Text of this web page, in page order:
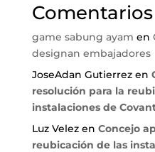
game sabung ayam en
designan embajadores
JoseAdan Gutierrezen
resolución para la
instalaciones de
Luz Velezen Concejo
reubicación de las